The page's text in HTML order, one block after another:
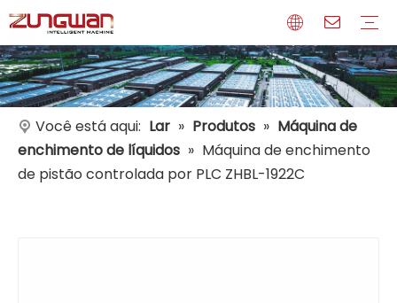
Você está aqui: Lar » Produtos » Máquina de
enchimento de líquidos » Máquina de enchimento
de pistão controlada por PLC ZHBL-1922C